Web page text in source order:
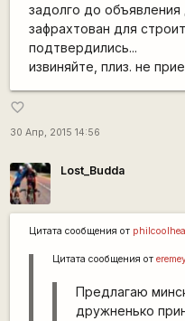
задолго до
зафрахтован для
подтвердились...
извиняйте, плиз. не
favorite_border
30 Апр, 2015 14:56
Lost_Budda
Цитата сообщения от
Цитата сообщения от
Предлагаю
дружненько